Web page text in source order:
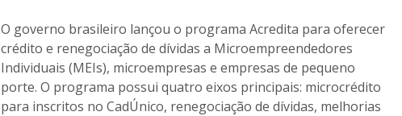
O governo brasileiro lançou o programa Acredita para oferecer
crédito e renegociação de dívidas a Microempreendedores
Individuais (MEIs), microempresas e empresas de pequeno
porte. O programa possui quatro eixos principais: microcrédito
para inscritos no CadÚnico, renegociação de dívidas, melhorias